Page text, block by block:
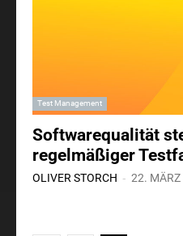
Test Management
Softwarequalität
regelmäßiger
OLIVER STORCH - 22.